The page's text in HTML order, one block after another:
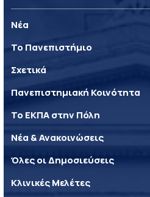
Νέα
Το Πανεπιστήμιο
Σχετικά
Πανεπιστημιακή Κοινότητα
Το ΕΚΠΑ στην Πόλη
Νέα & Ανακοινώσεις
Όλες οι Δημοσιεύσεις
Κλινικές Μελέτες